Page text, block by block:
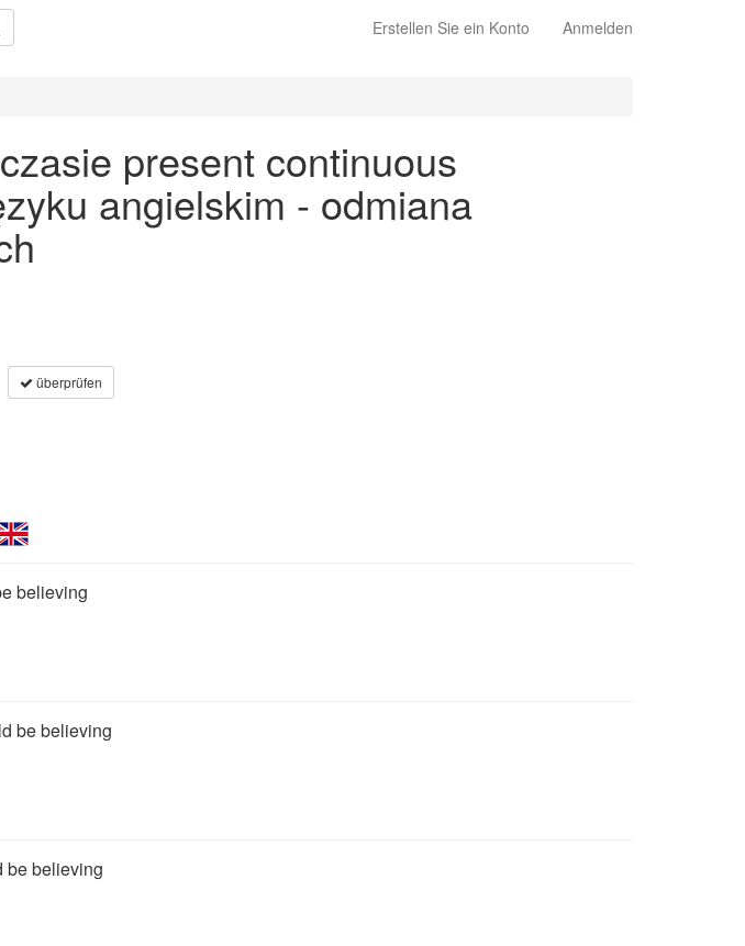
Erstellen Sie ein Konto Anmelden
present continuous
angielskim - odmiana
überprüfen
believing
be believing
be believing